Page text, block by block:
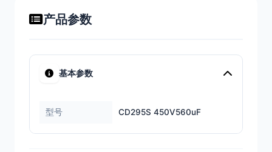
产品参数
基本参数
型号 CD295S 450V560uF